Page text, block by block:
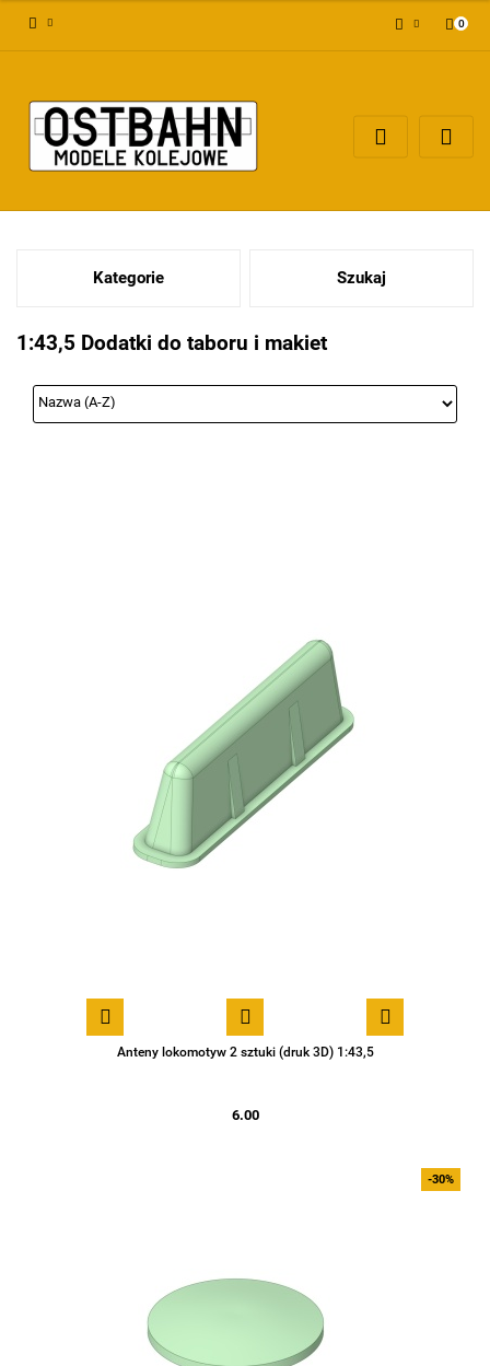
Dodaj zgłoszenie
0
Kategorie Szukaj
1:43,5 Dodatki do taboru i makiet
Anteny lokomotyw 2 sztuki (druk 3D) 1:43,5
6.00
-30%